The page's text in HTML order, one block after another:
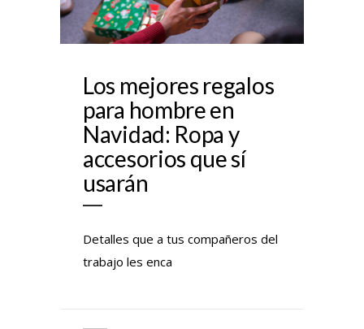
Los mejores regalos
para hombre en
Navidad: Ropa y
accesorios que sí
usarán
Detalles que a tus compañeros del
trabajo les enca